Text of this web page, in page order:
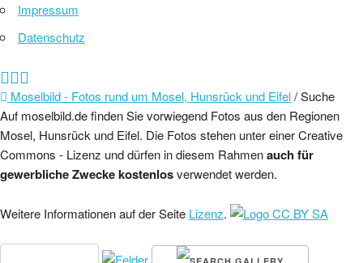
Impressum
Datenschutz
Moselbild - Fotos rund um Mosel, Hunsrück und Eifel/ Suche
Auf moselbild.de finden Sie vorwiegend Fotos aus den Regionen
Mosel, Hunsrück und Eifel. Die Fotos stehen unter einer Creative
Commons - Lizenz und dürfen in diesem Rahmenauch für
gewerbliche Zwecke kostenlosverwendet werden.
Weitere Informationen auf der Seite Lizenz.